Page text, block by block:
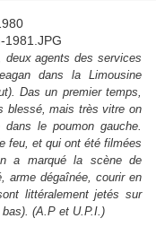
deux agents des services
dans la Limousine
Das un premier temps,
blessé, mais très vitre on
le poumon gauche.
feu, et qui ont été filmées
a marqué la scène de
arme dégaînée, courir en
littéralement jetés sur
(A.P et U.P.I.)